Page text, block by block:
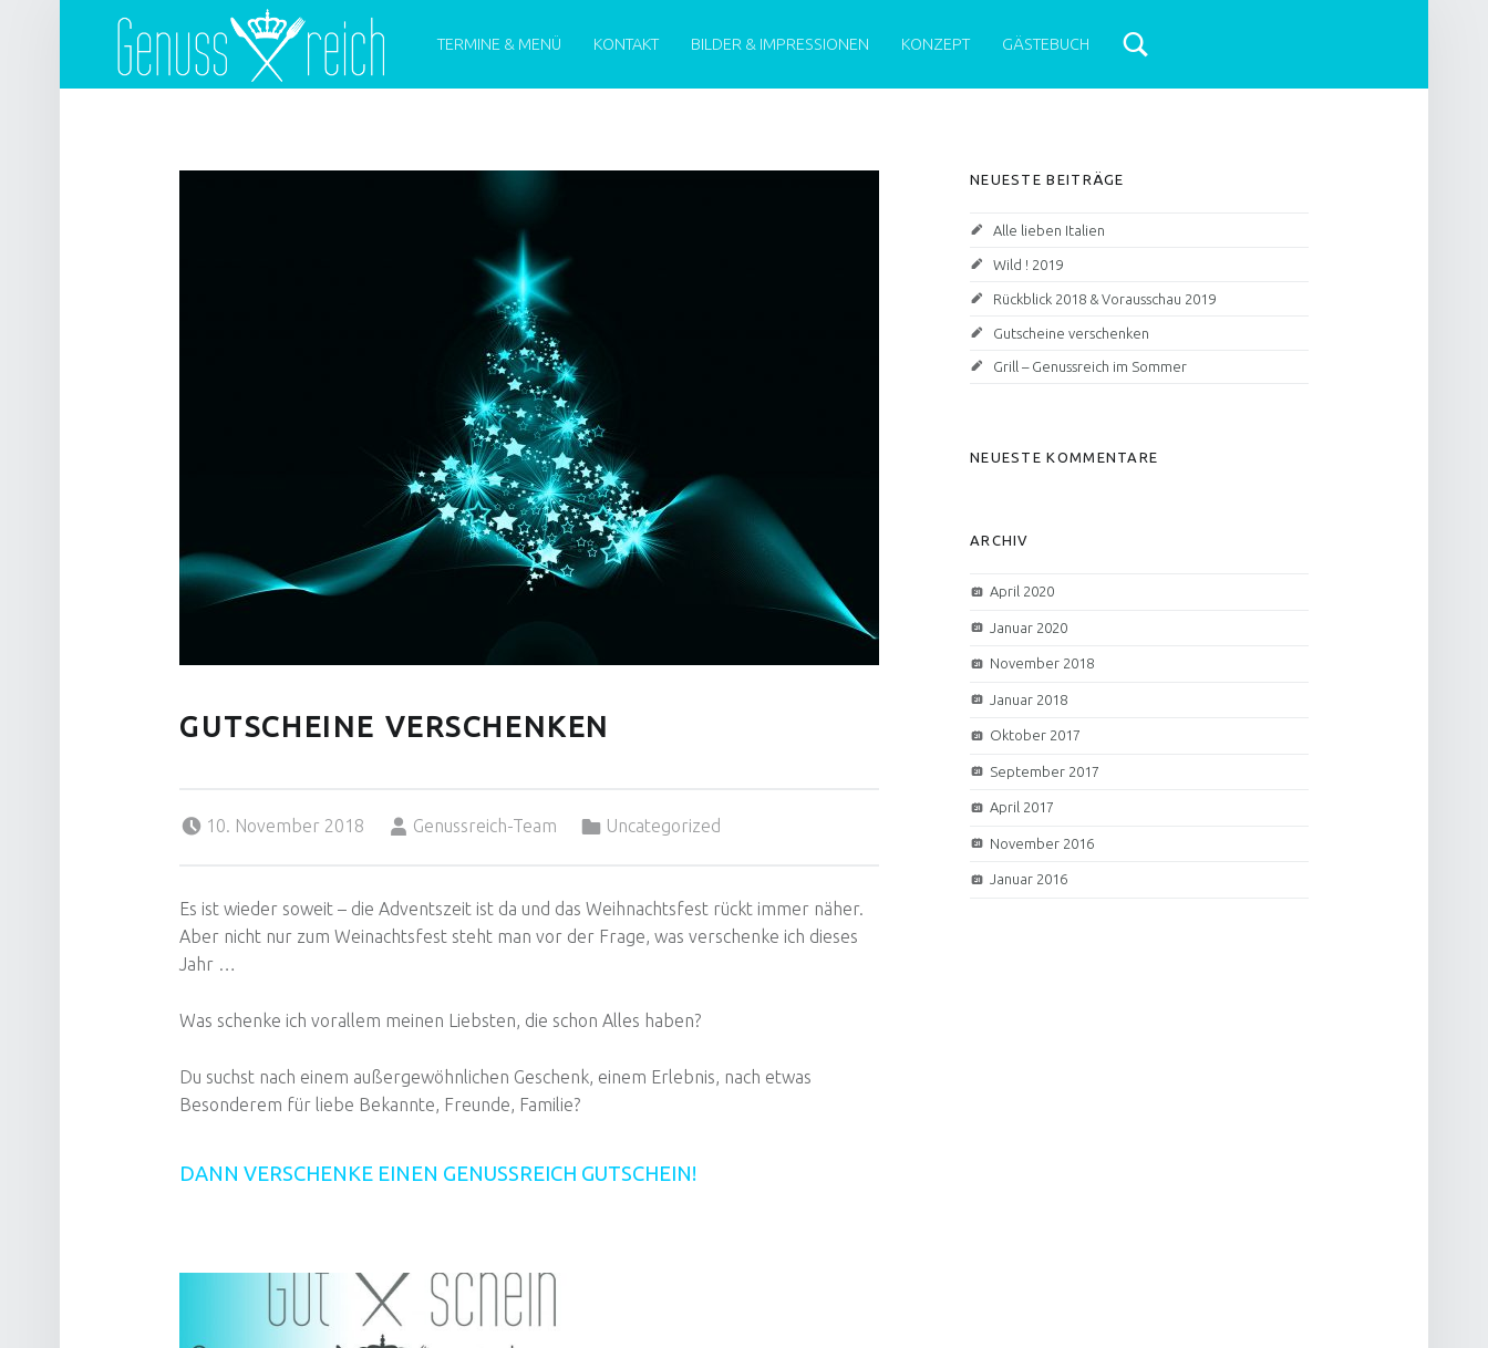
N
S
TERMINE & MENÜ KONTAKT BILDER & IMPRESSIONEN KONZEPT GÄSTEBUCH
GUTSCHEINE VERSCHENKEN
10. November 2018
Genussreich-Team
Uncategorized
Es ist wieder soweit – die Adventszeit ist da und das Weihnachtsfest rückt immer näher.
Aber nicht nur zum Weinachtsfest steht man vor der Frage, was verschenke ich dieses
Jahr …
Was schenke ich vorallem meinen Liebsten, die schon Alles haben?
Du suchst nach einem außergewöhnlichen Geschenk, einem Erlebnis, nach etwas
Besonderem für liebe Bekannte, Freunde, Familie?
DANN VERSCHENKE EINEN GENUSSREICH GUTSCHEIN!
SIDEBAR
NEUESTE BEITRÄGE
Alle lieben Italien
Wild ! 2019
Rückblick 2018 & Vorausschau 2019
Gutscheine verschenken
Grill – Genussreich im Sommer
NEUESTE KOMMENTARE
ARCHIV
April 2020
Januar 2020
November 2018
Januar 2018
Oktober 2017
September 2017
April 2017
November 2016
Januar 2016